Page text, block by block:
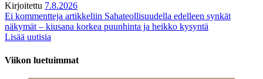
Kirjoitettu 7.8.2026
Ei kommentteja artikkeliin Sahateollisuudella edelleen synkät
näkymät – kiusana korkea puunhinta ja heikko kysyntä
Lisää uutisia
Viikon luetuimmat